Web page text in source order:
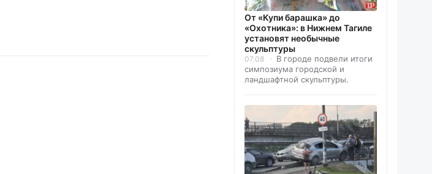
От «Купи барашка» до
«Охотника»: в Нижнем Тагиле
установят необычные
скульптуры
07.08
В городе подвели итоги
симпозиума городской и
ландшафтной скульптуры.